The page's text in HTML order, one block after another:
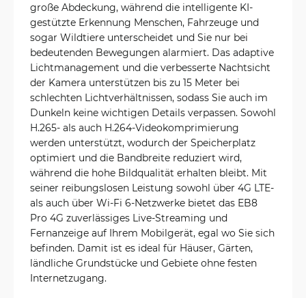
große Abdeckung, während die intelligente KI-
gestützte Erkennung Menschen, Fahrzeuge und
sogar Wildtiere unterscheidet und Sie nur bei
bedeutenden Bewegungen alarmiert. Das adaptive
Lichtmanagement und die verbesserte Nachtsicht
der Kamera unterstützen bis zu 15 Meter bei
schlechten Lichtverhältnissen, sodass Sie auch im
Dunkeln keine wichtigen Details verpassen. Sowohl
H.265- als auch H.264-Videokomprimierung
werden unterstützt, wodurch der Speicherplatz
optimiert und die Bandbreite reduziert wird,
während die hohe Bildqualität erhalten bleibt. Mit
seiner reibungslosen Leistung sowohl über 4G LTE-
als auch über Wi-Fi 6-Netzwerke bietet das EB8
Pro 4G zuverlässiges Live-Streaming und
Fernanzeige auf Ihrem Mobilgerät, egal wo Sie sich
befinden. Damit ist es ideal für Häuser, Gärten,
ländliche Grundstücke und Gebiete ohne festen
Internetzugang.